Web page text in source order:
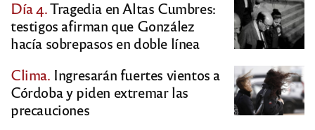
Día 4.Tragedia en Altas Cumbres:
testigos afirman que González
hacía sobrepasos en doble línea
Clima. Ingresarán fuertes vientos a
Córdoba y piden extremar las
precauciones